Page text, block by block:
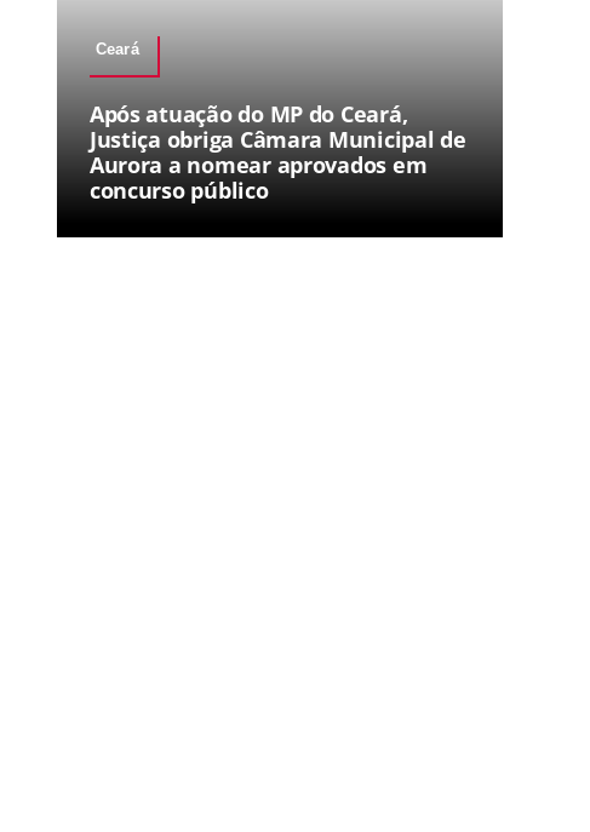
Ceará
Após atuação do MP do Ceará,
Justiça obriga Câmara Municipal de
Aurora a nomear aprovados em
concurso público